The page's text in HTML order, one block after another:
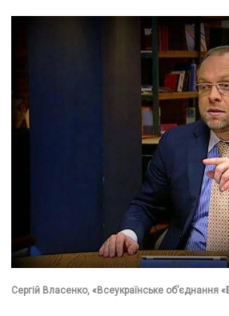
Сергій Власенко, «Всеукраїнське об’єднання